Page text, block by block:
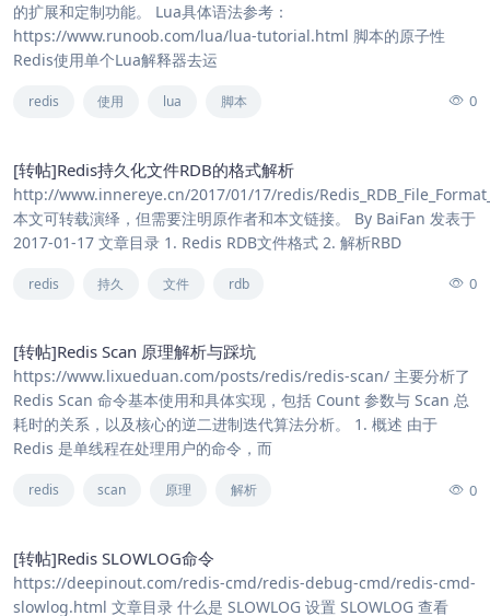
的扩展和定制功能。 Lua具体语法参考：
https://www.runoob.com/lua/lua-tutorial.html 脚本的原子性
Redis使用单个Lua解释器去运
redis 使用 lua 脚本 0
[转帖]Redis持久化文件RDB的格式解析
http://www.innereye.cn/2017/01/17/redis/
本文可转载演绎，但需要注明原作者和本文链接。 By BaiFan 发表于
2017-01-17 文章目录 1. Redis RDB文件格式 2. 解析RBD
redis 持久 文件 rdb 0
[转帖]Redis Scan 原理解析与踩坑
https://www.lixueduan.com/posts/redis/redis-scan/ 主要分析了
Redis Scan 命令基本使用和具体实现，包括 Count 参数与 Scan 总
耗时的关系，以及核心的逆二进制迭代算法分析。 1. 概述 由于
Redis 是单线程在处理用户的命令，而
redis scan 原理 解析 0
[转帖]Redis SLOWLOG命令
https://deepinout.com/redis-cmd/redis-debug-cmd/redis-cmd-
slowlog.html 文章目录 什么是 SLOWLOG 设置 SLOWLOG 查看